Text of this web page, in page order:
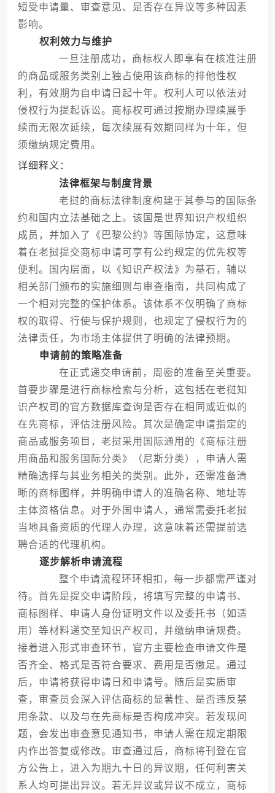
短受申请量、审查意见、是否存在异议等多种因素
影响。
权利效力与维护
一旦注册成功，商标权人即享有在核准注册
的商品或服务类别上独占使用该商标的排他性权
利，有效期为自申请日起十年。权利人可以依法对
侵权行为提起诉讼。商标权可通过按期办理续展手
续而无限次延续，每次续展有效期同样为十年，但
须缴纳规定费用。
详细释义：
法律框架与制度背景
老挝的商标法律制度构建于其参与的国际条
约和国内立法基础之上。该国是世界知识产权组织
成员，并加入了《巴黎公约》等国际协定，这意味
着在老挝提交商标申请可享有公约规定的优先权等
便利。国内层面，以《知识产权法》为基石，辅以
相关部门颁布的实施细则与审查指南，共同构成了
一个相对完整的保护体系。该体系不仅明确了商标
权的取得、行使与保护规则，也规定了侵权行为的
法律责任，为市场主体提供了明确的法律预期。
申请前的策略准备
在正式递交申请前，周密的准备至关重要。
首要步骤是进行商标检索与分析，这包括在老挝知
识产权司的官方数据库查询是否存在相同或近似的
在先商标，评估注册风险。其次是确定申请指定的
商品或服务项目，老挝采用国际通用的《商标注册
用商品和服务国际分类》（尼斯分类），申请人需
精确选择与其业务相关的类别。此外，还需准备清
晰的商标图样，并明确申请人的准确名称、地址等
主体资格信息。对于外国申请人，通常需委托老挝
当地具备资质的代理人办理，这意味着还需提前选
聘合适的代理机构。
逐步解析申请流程
整个申请流程环环相扣，每一步都需严谨对
待。首先是提交申请阶段，将填写完整的申请书、
商标图样、申请人身份证明文件以及委托书（如适
用）等材料递交至知识产权司，并缴纳申请规费。
接着进入形式审查环节，官方主要检查申请文件是
否齐全、格式是否符合要求、费用是否缴足。通过
后，申请将获得申请日和申请号。随后是实质审
查，审查员会深入评估商标的显著性、是否违反禁
用条款、以及与在先商标是否构成冲突。若发现问
题，会发出审查意见通知书，申请人需在规定期限
内作出答复或修改。审查通过后，商标将刊登在官
方公告上，进入为期九十日的异议期，任何利害关
系人均可提出异议。若无异议或异议不成立，商标